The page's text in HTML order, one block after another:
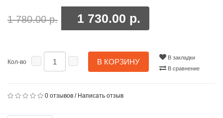
1 780.00 р. 1 730.00 р.
Кол-во В КОРЗИНУ
В закладки
В сравнение
0 отзывов / Написать отзыв